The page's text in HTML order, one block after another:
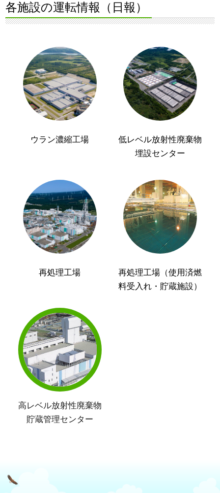
各施設の運転情報（日報）
ウラン濃縮工場
低レベル放射性廃棄物
埋設センター
再処理工場
再処理工場（使用済燃
料受入れ・貯蔵施設）
高レベル放射性廃棄物
貯蔵管理センター